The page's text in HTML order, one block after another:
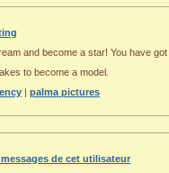
and become a star! You have
to become a model.
| palma pictures
messages de cet utilisateur